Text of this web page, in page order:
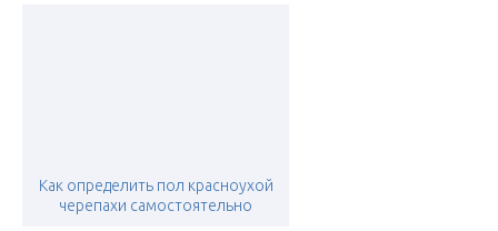
Как определить пол красноухой
черепахи самостоятельно